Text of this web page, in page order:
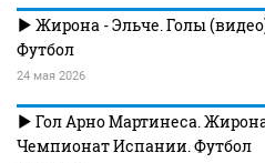
Жирона - Эльче. Голы
Футбол
24 мая 2026
Гол Арно Мартинеса. Жирона
Чемпионат Испании. Футбол